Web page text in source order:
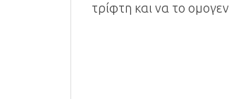
τρίφτη και να το